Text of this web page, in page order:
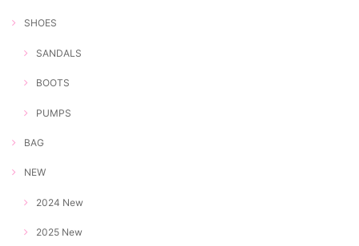
SHOES
SANDALS
BOOTS
PUMPS
BAG
NEW
2024 New
2025 New